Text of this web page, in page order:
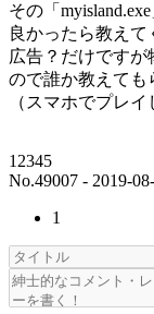
その「
良かったら教えて
広告？だけです
ので誰か教えても
（スマホでプレ
12345
No.49007 - 2019-
1